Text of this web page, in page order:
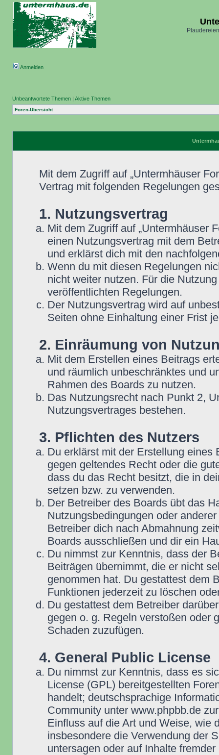
Anmelden
Unbeantwortete Themen | Aktive Themen
Foren-Übersicht
Mit dem Zugriff auf „Untermhäuser
Vertrag mit folgenden Regelungen
1. Nutzungsvertrag
Mit dem Zugriff auf „Untermhäuser
einen Nutzungsvertrag mit dem
und erklärst dich mit den
Wenn du mit diesen Regelungen
nicht weiter nutzen. Für die
veröffentlichten Regelungen.
Der Nutzungsvertrag wird auf
Seiten ohne Einhaltung einer Frist
2. Einräumung von
Mit dem Erstellen eines Beitrags
und räumlich unbeschränktes und
Rahmen des Boards zu nutzen.
Das Nutzungsrecht nach Punkt 2,
Nutzungsvertrages bestehen.
3. Pflichten des Nutzers
Du erklärst mit der Erstellung eines
gegen geltendes Recht oder die
dass du das Recht besitzt, die in
setzen bzw. zu verwenden.
Der Betreiber des Boards übt das
Nutzungsbedingungen oder
Betreiber dich nach Abmahnung
Boards ausschließen und dir ein
Du nimmst zur Kenntnis, dass der
Beiträgen übernimmt, die er nicht
genommen hat. Du gestattest dem
Funktionen jederzeit zu löschen
Du gestattest dem Betreiber
gegen o. g. Regeln verstoßen oder
Schaden zuzufügen.
4. General Public License
Du nimmst zur Kenntnis, dass es
License (GPL) bereitgestellten
handelt; deutschsprachige
Community unter www.phpbb.de
Einfluss auf die Art und Weise, wie
insbesondere die Verwendung der
untersagen oder auf Inhalte